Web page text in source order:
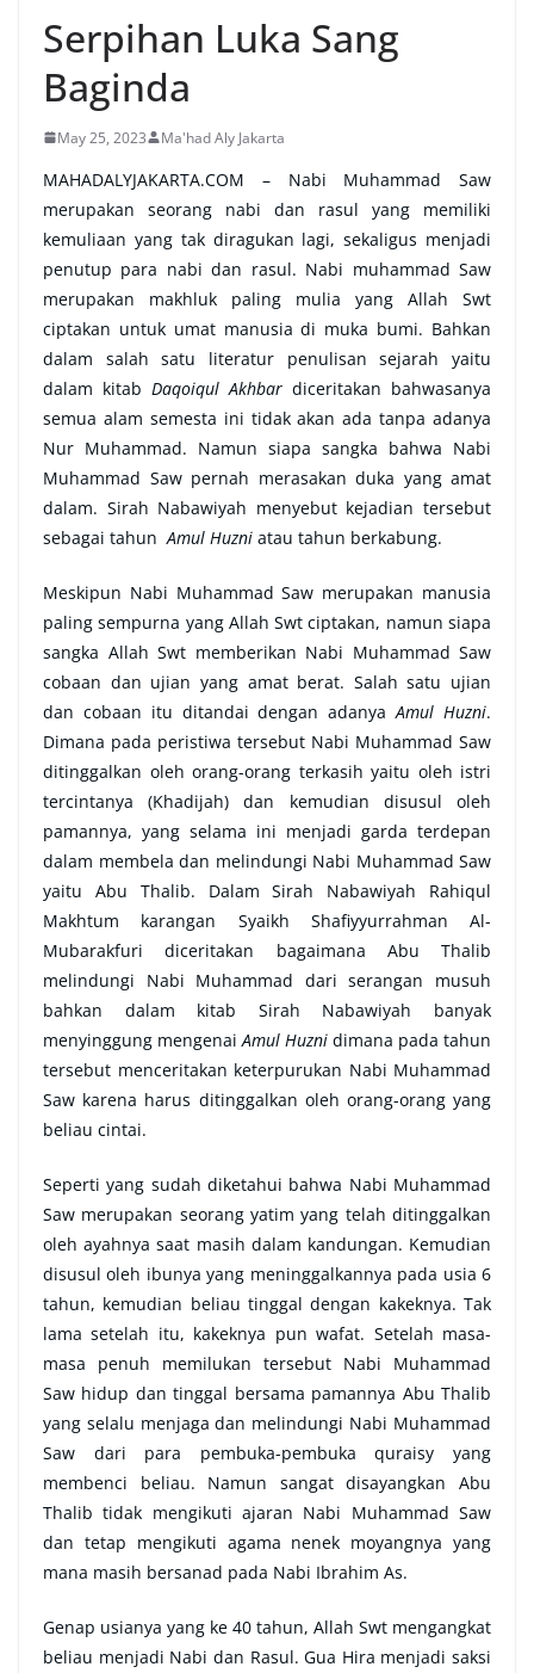
Serpihan Luka Sang
Baginda
May 25, 2023 Ma'had Aly Jakarta
MAHADALYJAKARTA.COM – Nabi Muhammad Saw
merupakan seorang nabi dan rasul yang memiliki
kemuliaan yang tak diragukan lagi, sekaligus menjadi
penutup para nabi dan rasul. Nabi muhammad Saw
merupakan makhluk paling mulia yang Allah Swt
ciptakan untuk umat manusia di muka bumi. Bahkan
dalam salah satu literatur penulisan sejarah yaitu
dalam kitab Daqoiqul Akhbar diceritakan bahwasanya
semua alam semesta ini tidak akan ada tanpa adanya
Nur Muhammad. Namun siapa sangka bahwa Nabi
Muhammad Saw pernah merasakan duka yang amat
dalam. Sirah Nabawiyah menyebut kejadian tersebut
sebagai tahunAmul Huzni atau tahun berkabung.
Meskipun Nabi Muhammad Saw merupakan manusia
paling sempurna yang Allah Swt ciptakan, namun siapa
sangka Allah Swt memberikan Nabi Muhammad Saw
cobaan dan ujian yang amat berat. Salah satu ujian
dan cobaan itu ditandai dengan adanyaAmul Huzni.
Dimana pada peristiwa tersebut Nabi Muhammad Saw
ditinggalkan oleh orang-orang terkasih yaitu oleh istri
tercintanya (Khadijah) dan kemudian disusul oleh
pamannya, yang selama ini menjadi garda terdepan
dalam membela dan melindungi Nabi Muhammad Saw
yaitu Abu Thalib. Dalam Sirah Nabawiyah Rahiqul
Makhtum karangan Syaikh Shafiyyurrahman Al-
Mubarakfuri diceritakan bagaimana Abu Thalib
melindungi Nabi Muhammad dari serangan musuh
bahkan dalam kitab Sirah Nabawiyah banyak
menyinggung mengenaiAmul Huzni dimana pada tahun
tersebut menceritakan keterpurukan Nabi Muhammad
Saw karena harus ditinggalkan oleh orang-orang yang
beliau cintai.
Seperti yang sudah diketahui bahwa Nabi Muhammad
Saw merupakan seorang yatim yang telah ditinggalkan
oleh ayahnya saat masih dalam kandungan. Kemudian
disusul oleh ibunya yang meninggalkannya pada usia 6
tahun, kemudian beliau tinggal dengan kakeknya. Tak
lama setelah itu, kakeknya pun wafat. Setelah masa-
masa penuh memilukan tersebut Nabi Muhammad
Saw hidup dan tinggal bersama pamannya Abu Thalib
yang selalu menjaga dan melindungi Nabi Muhammad
Saw dari para pembuka-pembuka quraisy yang
membenci beliau. Namun sangat disayangkan Abu
Thalib tidak mengikuti ajaran Nabi Muhammad Saw
dan tetap mengikuti agama nenek moyangnya yang
mana masih bersanad pada Nabi Ibrahim As.
Genap usianya yang ke 40 tahun, Allah Swt mengangkat
beliau menjadi Nabi dan Rasul. Gua Hira menjadi saksi